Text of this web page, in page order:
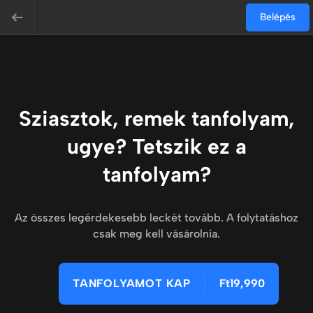
Belépés
Sziasztok, remek tanfolyam,
ugye? Tetszik ez a
tanfolyam?
Az összes legérdekesebb leckét tovább. A folytatáshoz
csak meg kell vásárolnia.
TANFOLYAMOT KAP Ft19,990